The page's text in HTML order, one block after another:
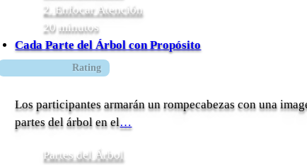
2. Enfocar Atención
20 minutos
Cada Parte del Árbol con Propósito
Rating
Los participantes armarán un rompecabezas con una
partes del árbol en el…
Partes del Árbol